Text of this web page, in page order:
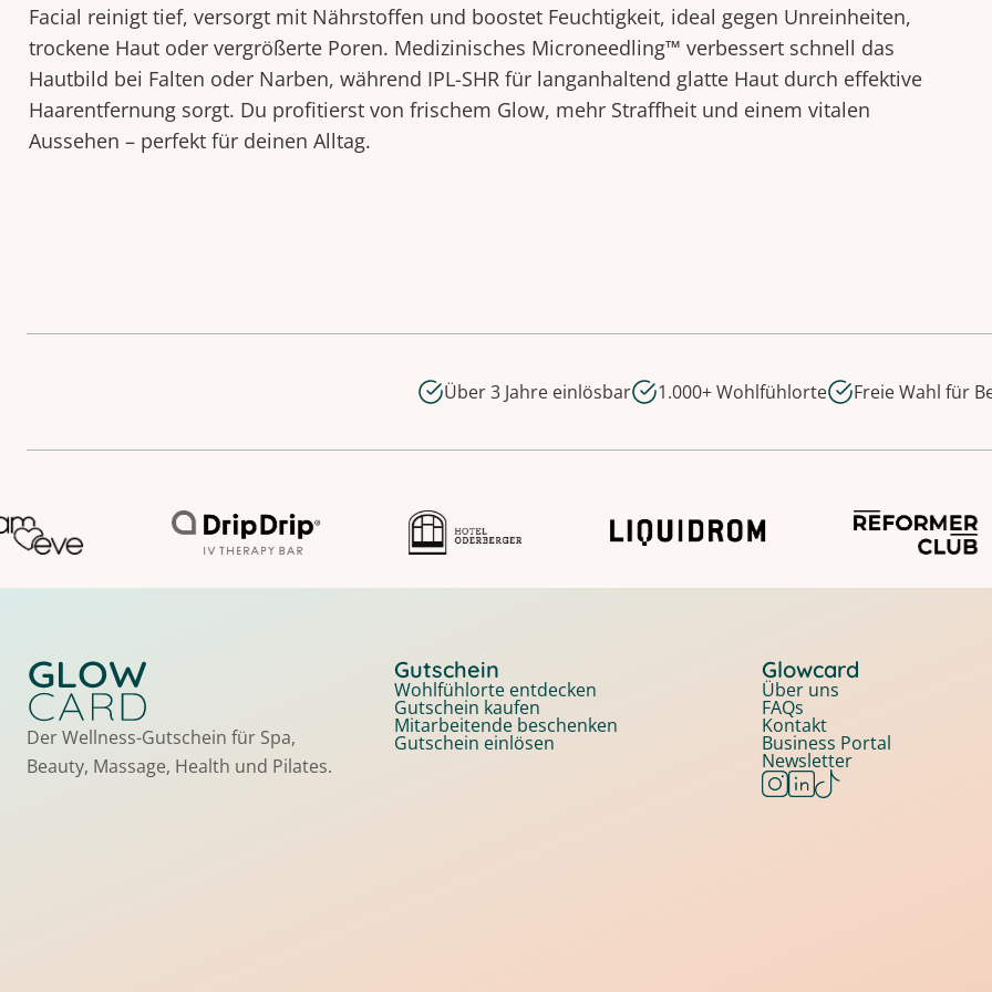
Facial reinigt tief, versorgt mit Nährstoffen und boostet Feuchtigkeit, ideal gegen Unreinheiten,
trockene Haut oder vergrößerte Poren. Medizinisches Microneedling™ verbessert schnell das
Hautbild bei Falten oder Narben, während IPL-SHR für langanhaltend glatte Haut durch effektive
Haarentfernung sorgt. Du profitierst von frischem Glow, mehr Straffheit und einem vitalen
Aussehen – perfekt für deinen Alltag.
Über 3 Jahre einlösbar 1.000+ Wohlfühlorte Freie Wahl für
Der Wellness-Gutschein für Spa,
Beauty, Massage, Health und Pilates.
Gutschein
Wohlfühlorte entdecken
Gutschein kaufen
Mitarbeitende beschenken
Gutschein einlösen
Glowcard
Über uns
FAQs
Kontakt
Business Portal
Newsletter